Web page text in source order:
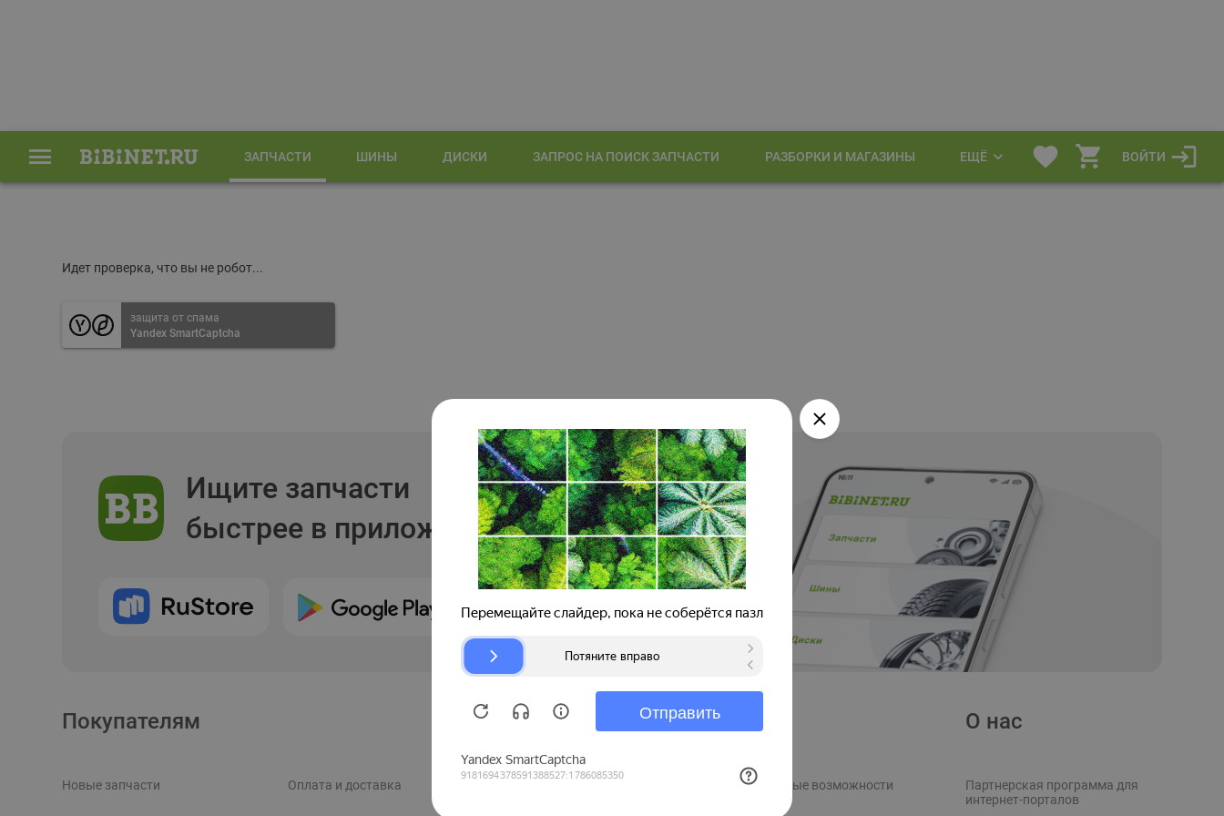
ЗАПЧАСТИ ШИНЫ ДИСКИ ЗАПРОС НА ПОИСК ЗАПЧАСТИ РАЗБОРКИ И МАГАЗИНЫ ЕЩЁ ВОЙТИ
Идет проверка, что вы не робот...
защита от спама
Yandex SmartCaptcha
Ищите запчасти
быстрее в приложении
Покупателям
Новые запчасти Оплата и доставка
Продавцам
Рекламные возможности
О нас
Партнерская программа для
интернет-порталов